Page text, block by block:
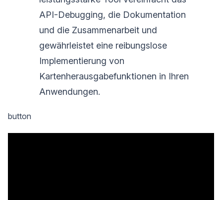
API-Debugging, die Dokumentation
und die Zusammenarbeit und
gewährleistet eine reibungslose
Implementierung von
Kartenherausgabefunktionen in Ihren
Anwendungen.
button